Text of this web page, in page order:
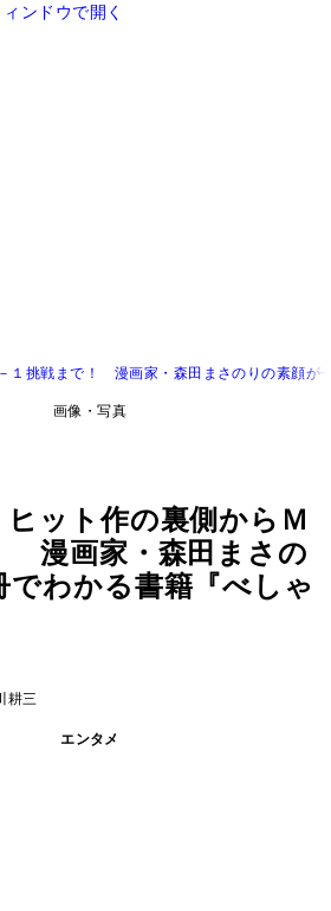
ンドウで開く
１挑戦まで！ 漫画家・森田まさのりの素顔が
画像・写真
ヒット作の裏側からＭ
漫画家・森田まさの
でわかる書籍『べしゃ
耕三
エンタメ